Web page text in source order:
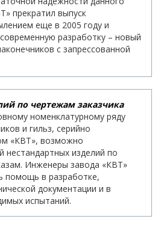
прекратил выпуск
еще в 2005 году и
разработку – новый
с запрессованной
по чертежам заказчика
номенклатурному ряду
и гильз, серийно
«КВТ», возможно
нестандартных изделий по
Инженеры завода «КВТ»
помощь в разработке,
документации и в
испытаний.